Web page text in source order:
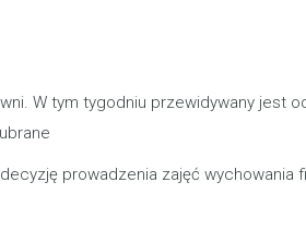
W tym tygodniu przewidywany
prowadzenia zajęć wychowania